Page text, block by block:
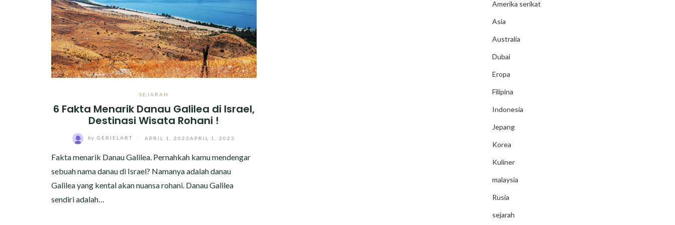
SEJARAH
6 Fakta Menarik Danau Galilea di Israel,
Destinasi Wisata Rohani !
by GERIELART APRIL 1, 2023 APRIL 1, 2023
Fakta menarik Danau Galilea. Pernahkah kamu mendengar
sebuah nama danau di Israel? Namanya adalah danau
Galilea yang kental akan nuansa rohani. Danau Galilea
sendiri adalah…
Amerika serikat
Asia
Australia
Dubai
Eropa
Filipina
Indonesia
Jepang
Korea
Kuliner
malaysia
Rusia
sejarah